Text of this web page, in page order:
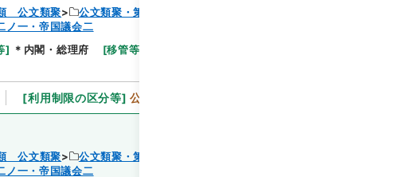
公文類聚
公文類聚・第６６編・昭和１７年
ノ一・帝国議会二
] ＊内閣・総理府 [移管等年度
[利用制限の区分等] 公開
公文類聚
公文類聚・第６６編・昭和１７年
ノ一・帝国議会二